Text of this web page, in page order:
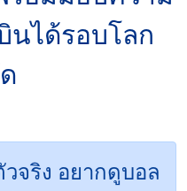
ได้รอบโลก
จริง อยากดูบอล